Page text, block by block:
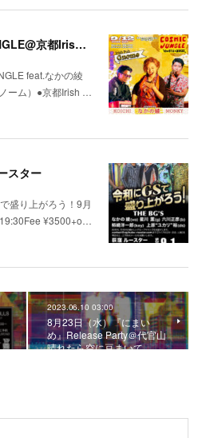
9/12(土)feat.COSMIC JUNGLE@京都Irish Pub Gnome（ノーム）
feat.なかの綾
ーム）●京都Irish …
スター
盛り上がろう！9月
¥3500+o…
2023.06.10 03:00
8月23日（水）『にまい
め』Release Party＠代官山
晴れたら空に豆まいて